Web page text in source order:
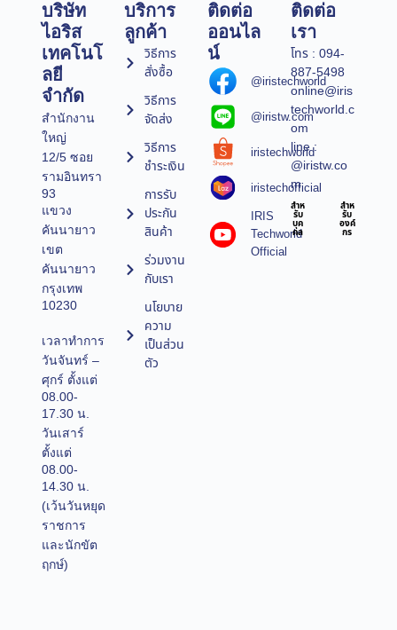
บริษัท
ไอริส
เทคโนโ
ลยี
จำกัด
สำนักงาน
ใหญ่
12/5 ซอย
รามอินทรา
93
แขวง
คันนายาว
เขต
คันนายาว
กรุงเทพ
10230
เวลาทำการ
วันจันทร์ –
ศุกร์ ตั้งแต่
08.00-
17.30 น.
วันเสาร์
ตั้งแต่
08.00-
14.30 น.
(เว้นวันหยุด
ราชการ
และนักขัต
ฤกษ์)
บริการ
ลูกค้า
วิธีการ
สั่งซื้อ
วิธีการ
จัดส่ง
วิธีการ
ชำระเงิน
การรับ
ประกัน
สินค้า
ร่วมงาน
กับเรา
นโยบาย
ความ
เป็นส่วน
ตัว
ติดต่อ
ออนไล
น์
@iristechworld
@iristw.com
iristechworld
iristechofficial
IRIS
Techworld
Official
ติดต่อ
เรา
โทร : 094-
887-5498
online@iris
techworld.c
om
line :
@iristw.co
m
สำห
รับ
บุค
คล
สำห
รับ
องค์
กร